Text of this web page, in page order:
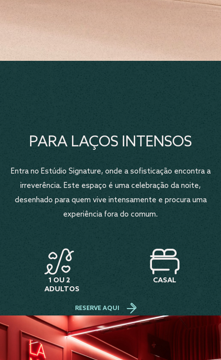
PARA LAÇOS INTENSOS
Entra no Estúdio Signature, onde a sofisticação encontra a
irreverência. Este espaço é uma celebração da noite,
desenhado para quem vive intensamente e procura uma
experiência fora do comum.
1 OU 2
ADULTOS
CASAL
RESERVE AQUI